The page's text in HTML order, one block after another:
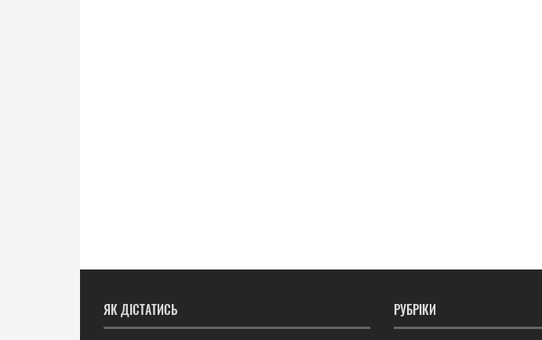
ЯК ДІСТАТИСЬ РУБРІКИ